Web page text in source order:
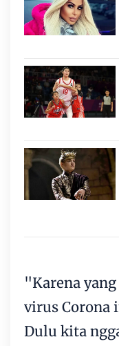
"Karena
virus Corona
Dulu kita